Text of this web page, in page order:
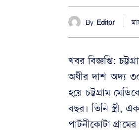
By Editor
খবর বিজ্ঞপ্তি:
অধীর দাশ অদ্য ৩০
হয়ে চট্টগ্রাম
বছর। তিনি স্ত্রী,
পাটনীকোটা